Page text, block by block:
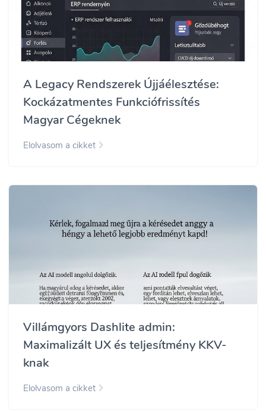
A Legacy Rendszerek Újjáélesztése:
Kockázatmentes Funkciófrissítés
Magyar Cégeknek
Elolvasom a cikket
Villámgyors Dashlite admin:
Maximalizált UX és teljesítmény KKV-
knak
Elolvasom a cikket